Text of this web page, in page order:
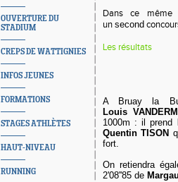
OUVERTURE DU
STADIUM
CREPS DE WATTIGNIES
INFOS JEUNES
FORMATIONS
STAGES ATHLÈTES
HAUT-NIVEAU
RUNNING
Dans ce même
un second
Les résultats
A Bruay la
Louis
1000m : il prend
Quentin TISON
fort.
On retiendra
2'08''85 de